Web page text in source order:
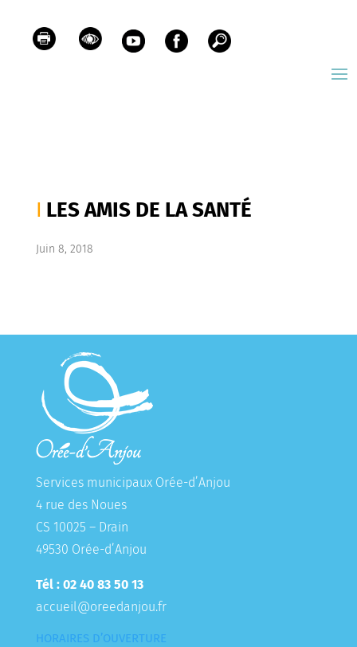
LES AMIS DE LA SANTÉ
Juin 8, 2018
Services municipaux Orée-d’Anjou
4 rue des Noues
CS 10025 – Drain
49530 Orée-d’Anjou
Tél : 02 40 83 50 13
accueil@oreedanjou.fr
HORAIRES D’OUVERTURE